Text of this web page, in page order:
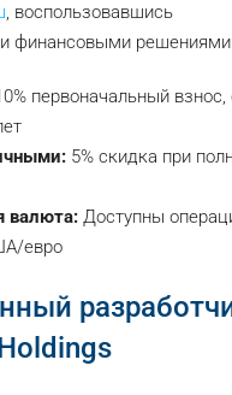
, воспользовавшись
финансовыми решениями:
первоначальный взнос,
5% скидка при
валюта: Доступны
евро